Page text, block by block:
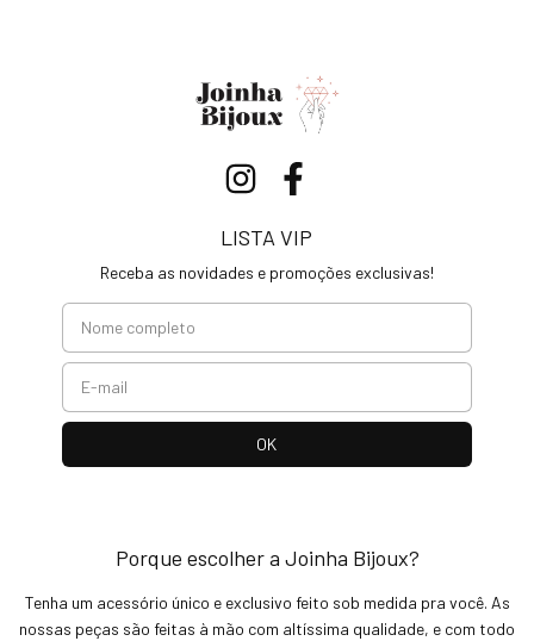
LISTA VIP
Receba as novidades e promoções exclusivas!
Porque escolher a Joinha Bijoux?
Tenha um acessório único e exclusivo feito sob medida pra você. As
nossas peças são feitas à mão com altíssima qualidade, e com todo